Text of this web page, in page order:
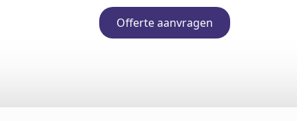
Offerte aanvragen